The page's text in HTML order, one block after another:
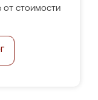
стоимости